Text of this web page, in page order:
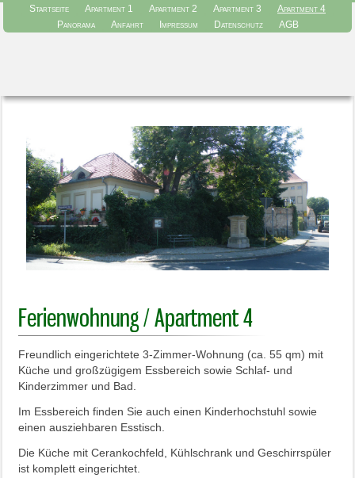
Startseite Apartment 1 Apartment 2 Apartment 3
Apartment 4
Panorama
Anfahrt Impressum Datenschutz AGB
Ferienwohnung / Apartment 4
Freundlich eingerichtete 3-Zimmer-Wohnung (ca. 55 qm) mit
Küche und großzügigem Essbereich sowie Schlaf- und
Kinderzimmer und Bad.
Im Essbereich finden Sie auch einen Kinderhochstuhl sowie
einen ausziehbaren Esstisch.
Die Küche mit Cerankochfeld, Kühlschrank und Geschirrspüler
ist komplett eingerichtet.